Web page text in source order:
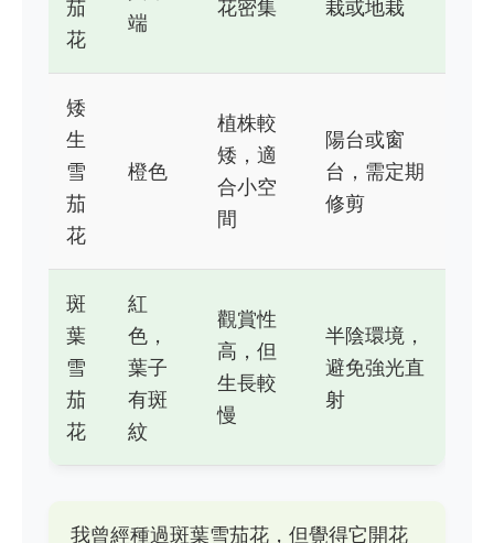
茄
花
端
花密集
栽或地栽
矮
生
雪
茄
花
橙色
植株較
矮，適
合小空
間
陽台或窗
台，需定期
修剪
斑
葉
雪
茄
花
紅
色，
葉子
有斑
紋
觀賞性
高，但
生長較
慢
半陰環境，
避免強光直
射
我曾經種過斑葉雪茄花，但覺得它開花